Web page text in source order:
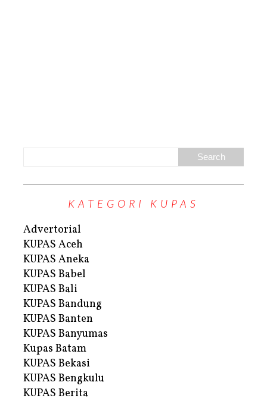
KATEGORI KUPAS
Advertorial
KUPAS Aceh
KUPAS Aneka
KUPAS Babel
KUPAS Bali
KUPAS Bandung
KUPAS Banten
KUPAS Banyumas
Kupas Batam
KUPAS Bekasi
KUPAS Bengkulu
KUPAS Berita